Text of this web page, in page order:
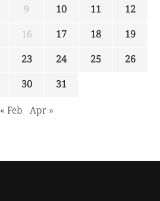
9 10 11
12
16 17 18
19
23 24 25
26
30
31
« Feb Apr »